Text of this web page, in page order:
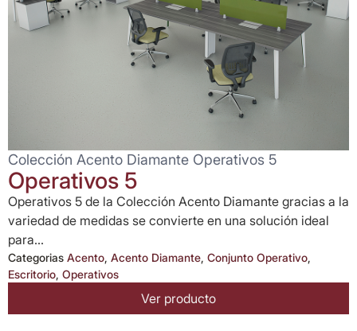
Colección Acento Diamante Operativos 5
Operativos 5
Operativos 5 de la Colección Acento Diamante gracias a la
variedad de medidas se convierte en una solución ideal
para...
Categorias Acento, Acento Diamante, Conjunto Operativo,
Escritorio, Operativos
Ver producto